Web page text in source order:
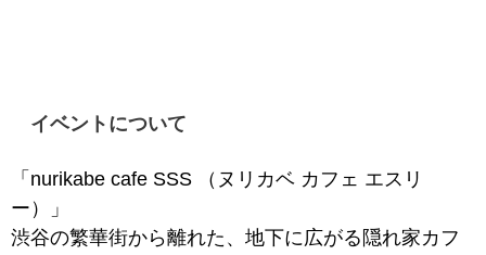
イベントについて
「nurikabe cafe SSS （ヌリカベ カフェ エスリ
ー）」
渋谷の繁華街から離れた、地下に広がる隠れ家カフ